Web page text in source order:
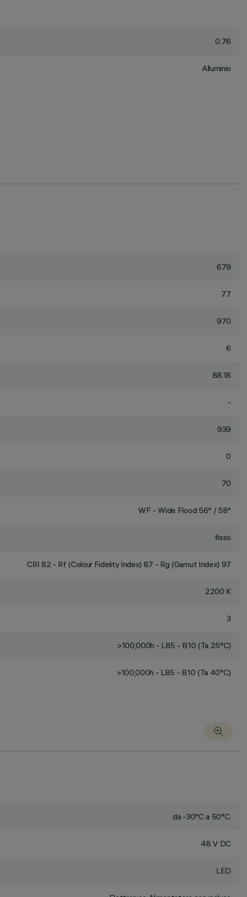
0.76
Alluminio
679
7.7
970
6
88.18
-
939
0
70
WF - Wide Flood 56° / 58°
fisso
CRI 82 - Rf (Colour Fidelity Index) 87 - Rg (Gamut Index) 97
2200 K
3
>100,000h - L85 - B10 (Ta 25°C)
>100,000h - L85 - B10 (Ta 40°C)
da -30°C a 50°C.
48 V DC
LED